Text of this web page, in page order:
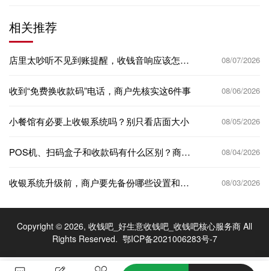
相关推荐
店里太吵听不见到账提醒，收钱音响应该怎么
08/07/2026
收到“免费换收款码”电话，商户先核实这6件事 08/06/2026
小餐馆有必要上收银系统吗？别只看店面大小 08/05/2026
POS机、扫码盒子和收款码有什么区别？商家
08/04/2026
收银系统升级前，商户要先备份哪些设置和资
08/03/2026
Copyright © 2026, 收钱吧_好生意收钱吧_收钱吧核心服务商 All
Rights Reserved. 鄂ICP备2021006283号-7